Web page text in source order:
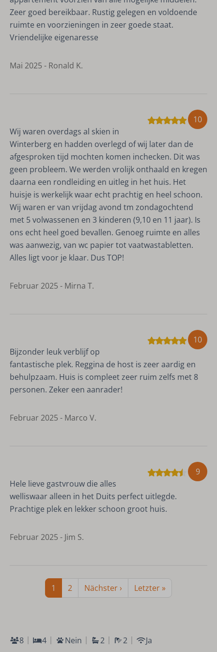
Zeer goed bereikbaar. Rustig gelegen en voldoende
ruimte en voorzieningen in zeer goede staat.
Vriendelijke eigenaresse
Mai 2025 - Ronald K.
10
Wij waren overdags al skien in
Winterberg en hadden overlegd of wij later dan de
afgesproken tijd mochten komen inchecken. Dit was
geen probleem. We werden vrolijk onthaald en kregen
daarna een rondleiding en uitleg in het huis. Het
huisje is werkelijk waar echt prachtig en heel schoon.
Wij waren er van vrijdag avond tm zondagochtend
met 5 volwassenen en 3 kinderen (9,10 en 11 jaar). Is
ons echt heel goed bevallen. Genoeg ruimte en alles
was aanwezig, van wc papier tot vaatwastabletten.
Alles ligt voor je klaar. Dus TOP!
Februar 2025 - Mirna T.
10
Bijzonder leuk verblijf op
fantastische plek. Reggina de host is zeer aardig en
behulpzaam. Huis is compleet zeer ruim zelfs met 8
personen. Zeker een aanrader!
Februar 2025 - Marco V.
9
Hele lieve gastvrouw die alles
welliswaar alleen in het Duits perfect uitlegde.
Prachtige plek en lekker schoon groot huis.
Februar 2025 - Jim S.
1 2 Nächster › Letzter »
8 4 Nein 2 2 Ja